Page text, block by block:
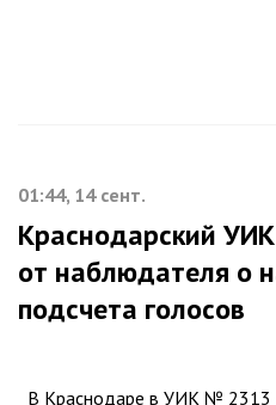
01:44, 14 сент.
Краснодарский
от наблюдателя о
подсчета голосов
В Краснодаре в УИК № 2313